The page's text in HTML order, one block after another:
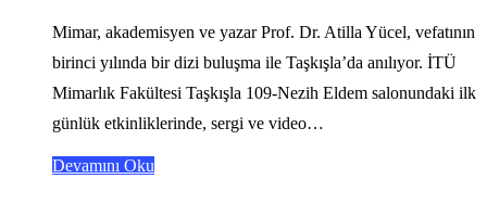
Mimar, akademisyen ve yazar Prof. Dr. Atilla Yücel, vefatının
birinci yılında bir dizi buluşma ile Taşkışla’da anılıyor. İTÜ
Mimarlık Fakültesi Taşkışla 109-Nezih Eldem salonundaki ilk
günlük etkinliklerinde, sergi ve video…
Devamını Oku